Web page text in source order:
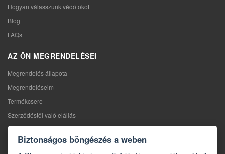
Hogyan válasszunk védőtokot
Blog
FAQs
AZ ÖN MEGRENDELÉSEI
Megrendelés állapota
Megrendeléseim
Termékcsere
Szerződéstől való elállás
Reklamáció
KAPCSOLAT
Biztonságos böngészés a weben